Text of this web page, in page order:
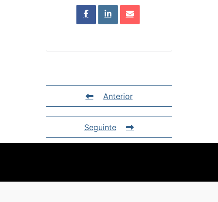
Anterior
Seguinte